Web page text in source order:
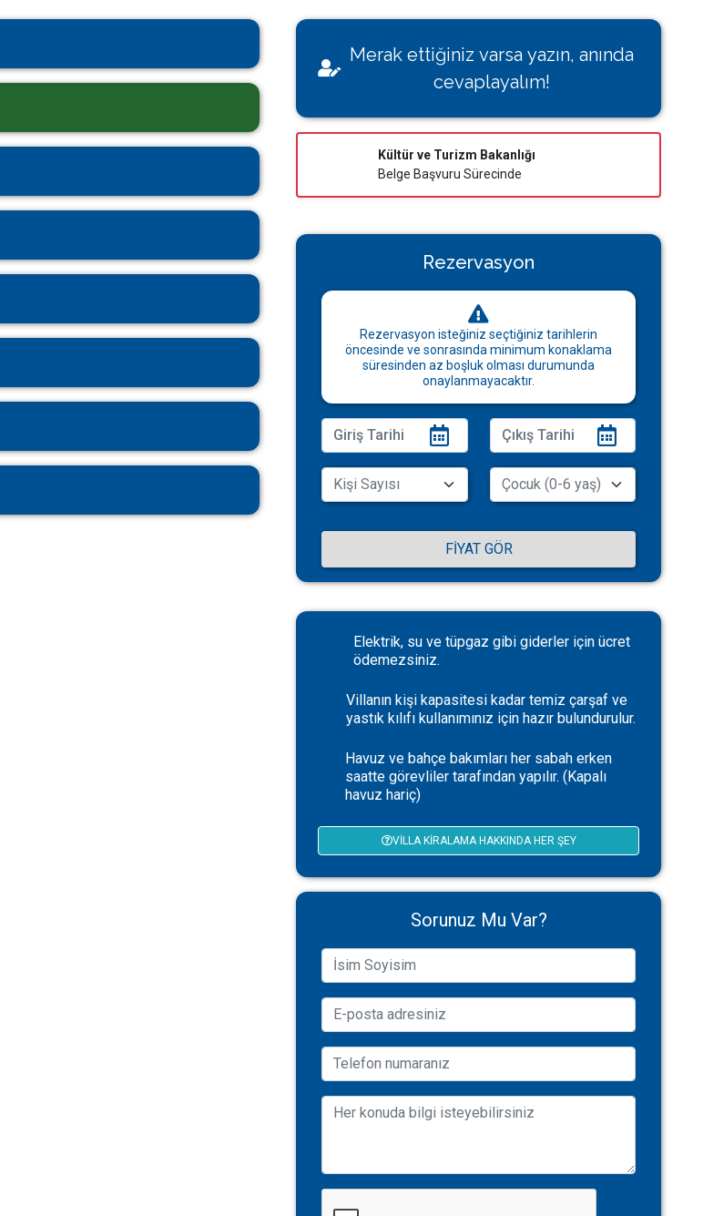
Sağlığınız Bizim İçin Değerli
Konut İzin Belge Başvurusu
Bakanlık Belgeli Konutlar
Merak ettiğiniz varsa yazın, anında
cevaplayalım!
Kültür ve Turizm Bakanlığı
Belge Başvuru Sürecinde
Rezervasyon
Rezervasyon isteğiniz seçtiğiniz tarihlerin
öncesinde ve sonrasında minimum konaklama
süresinden az boşluk olması durumunda
onaylanmayacaktır.
FIYAT GÖR
Elektrik, su ve tüpgaz gibi giderler için ücret
ödemezsiniz.
Villanın kişi kapasitesi kadar temiz çarşaf ve
yastık kılıfı kullanımınız için hazır bulundurulur.
Havuz ve bahçe bakımları her sabah erken
saatte görevliler tarafından yapılır. (Kapalı
havuz hariç)
VILLA KIRALAMA HAKKINDA HER ŞEY
Sorunuz Mu Var?